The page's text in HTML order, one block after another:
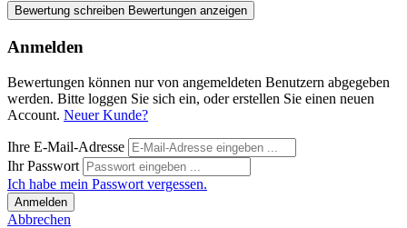
Bewertung schreiben Bewertungen anzeigen
Anmelden
Bewertungen können nur von angemeldeten Benutzern abgegeben
werden. Bitte loggen Sie sich ein, oder erstellen Sie einen neuen
Account. Neuer Kunde?
Ihre E-Mail-Adresse
Ihr Passwort
Ich habe mein Passwort vergessen.
Anmelden
Abbrechen